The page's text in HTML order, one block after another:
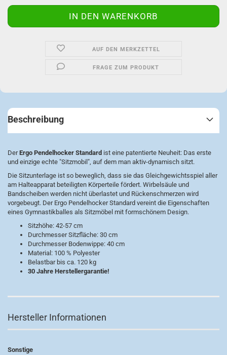
AUF DEN MERKZETTEL
FRAGE ZUM PRODUKT
Beschreibung
DerErgo Pendelhocker Standard ist eine patentierte Neuheit: Das erste
und einzige echte "Sitzmobil", auf dem man aktiv-dynamisch sitzt.
Die Sitzunterlage ist so beweglich, dass sie das Gleichgewichtsspiel aller
am Halteapparat beteiligten Körperteile fördert. Wirbelsäule und
Bandscheiben werden nicht überlastet und Rückenschmerzen wird
vorgebeugt. Der Ergo Pendelhocker Standard vereint die Eigenschaften
eines Gymnastikballes als Sitzmöbel mit formschönem Design.
Sitzhöhe: 42-57 cm
Durchmesser Sitzfläche: 30 cm
Durchmesser Bodenwippe: 40 cm
Material: 100 % Polyester
Belastbar bis ca. 120 kg
30 Jahre Herstellergarantie!
Hersteller Informationen
Sonstige